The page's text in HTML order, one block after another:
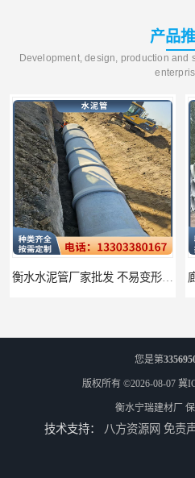
产品
Development, design, production and
衡水水泥管厂家批发 不易变形结构稳定
您是第
版权所有 ©2026-08-07 冀
衡水宁瑞建材厂
技术支持： 八方资源网 免责